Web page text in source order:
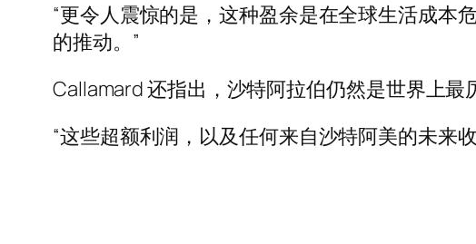
“更令人震惊的是，这种盈余是在全球生活成本
的推动。”
Callamard 还指出，沙特阿拉伯仍然是世界上最
“这些超额利润，以及任何来自沙特阿美的未来